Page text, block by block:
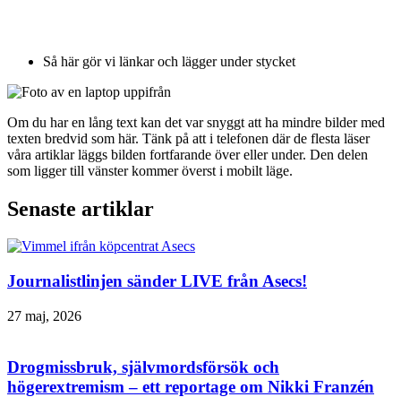
Så här gör vi länkar och lägger under stycket
Om du har en lång text kan det var snyggt att ha mindre bilder med
texten bredvid som här. Tänk på att i telefonen där de flesta läser
våra artiklar läggs bilden fortfarande över eller under. Den delen
som ligger till vänster kommer överst i mobilt läge.
Senaste artiklar
Journalistlinjen sänder LIVE från Asecs!
27 maj, 2026
Drogmissbruk, självmordsförsök och
högerextremism – ett reportage om Nikki Franzén